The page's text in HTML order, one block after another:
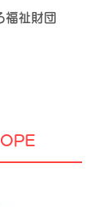
福祉財団